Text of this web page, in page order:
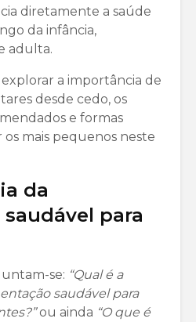
diretamente a saúde
da infância,
adulta.
a importância de
desde cedo, os
e formas
mais pequenos neste
da
para
se: “Qual é a
saudável para
ou ainda “O que é